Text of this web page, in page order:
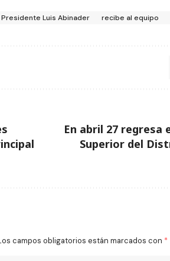
Presidente Luis Abinader recibe al equipo
En abril 27 regresa
Superior del
campos obligatorios están marcados con *